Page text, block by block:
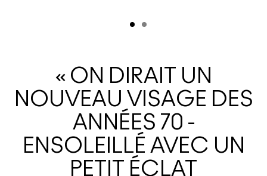
« ON DIRAIT UN
NOUVEAU VISAGE DES
ANNÉES 70 -
ENSOLEILLÉ AVEC UN
PETIT ÉCLAT